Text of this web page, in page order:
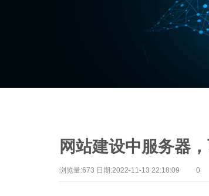
网站建设中服务器
浏览量:673 日期:2022-11-13 22:18:09 0